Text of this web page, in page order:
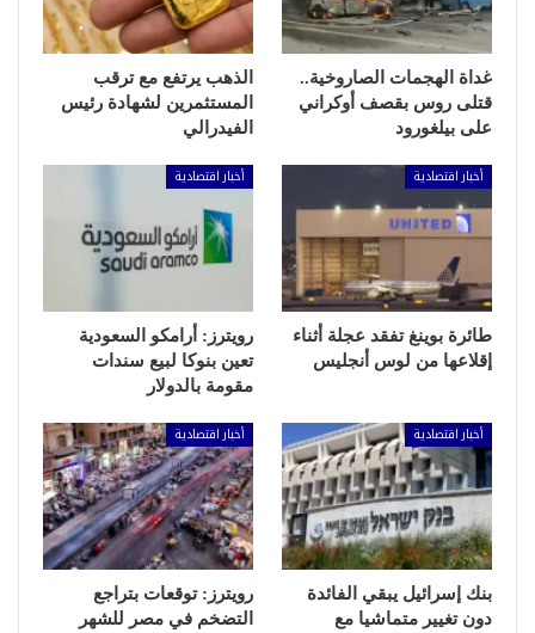
غداة الهجمات الصاروخية..
قتلى روس بقصف أوكراني
على بيلغورود
الذهب يرتفع مع ترقب
المستثمرين لشهادة رئيس
الفيدرالي
أخبار اقتصادية
طائرة بوينغ تفقد عجلة أثناء
إقلاعها من لوس أنجليس
أخبار اقتصادية
رويترز: أرامكو السعودية
تعين بنوكا لبيع سندات
مقومة بالدولار
أخبار اقتصادية
بنك إسرائيل يبقي الفائدة
دون تغيير متماشيا مع
أخبار اقتصادية
رويترز: توقعات بتراجع
التضخم في مصر للشهر